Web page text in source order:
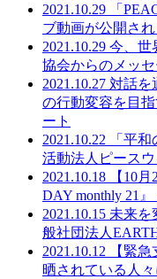
2021.10.29
「
ブ動画が公開さ
2021.10.29 今、世
協会からのメッ
2021.10.27 対話を
の行動変容を目
ート
2021.10.22
「平
活動法人ピース
2021.10.18
【10
DAY monthly 21
2021.10.15 未来を
般社団法人
2021.10.12
【緊
晒されている人